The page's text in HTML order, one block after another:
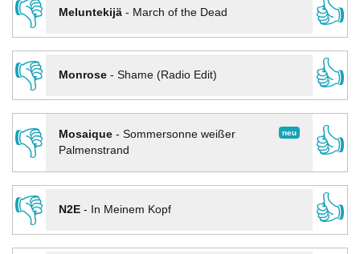
👎
Meluntekijä- March of the Dead
👍
👎
Monrose- Shame (Radio Edit)
👍
👎
neu
Mosaique- Sommersonne weißer
Palmenstrand
👍
👎
N2E- In Meinem Kopf
👍